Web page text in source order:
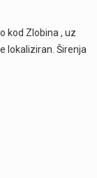
kod Zlobina , uz
lokaliziran. Širenja